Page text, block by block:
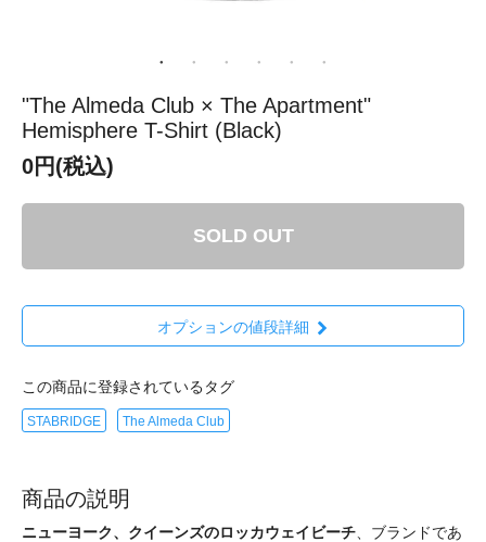
"The Almeda Club × The Apartment"
Hemisphere T-Shirt (Black)
0円(税込)
SOLD OUT
オプションの値段詳細
この商品に登録されているタグ
STABRIDGE The Almeda Club
商品の説明
ニューヨーク、クイーンズのロッカウェイビーチ 、ブランドであ